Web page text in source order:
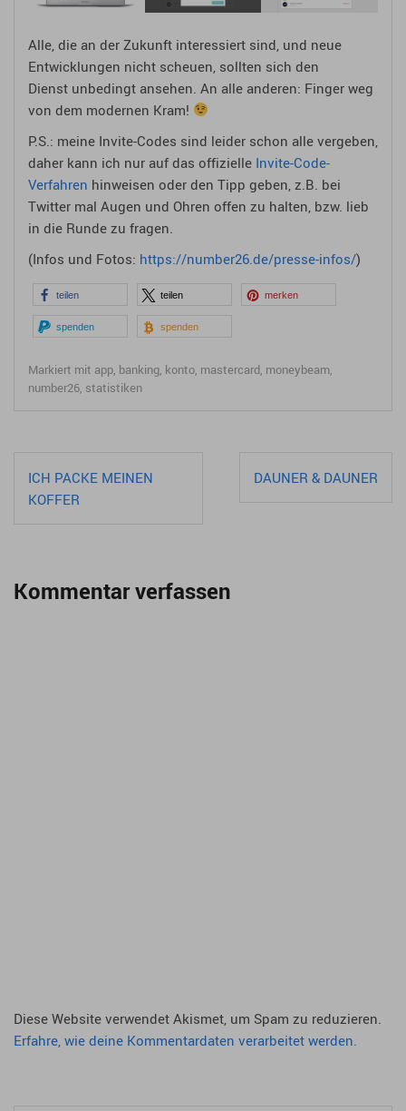
Alle, die an der Zukunft interessiert sind, und neue
Entwicklungen nicht scheuen, sollten sich den
Dienst unbedingt ansehen. An alle anderen: Finger weg
von dem modernen Kram!
P.S.: meine Invite-Codes sind leider schon alle vergeben,
daher kann ich nur auf das offizielle Invite-Code-
Verfahren hinweisen oder den Tipp geben, z.B. bei
Twitter mal Augen und Ohren offen zu halten, bzw. lieb
in die Runde zu fragen.
(Infos und Fotos: https://number26.de/presse-infos/)
teilen teilen merken
spenden spenden
Markiert mit app, banking, konto, mastercard, moneybeam,
number26, statistiken
Beitragsnavigation
ICH PACKE MEINEN
KOFFER
DAUNER & DAUNER
Kommentar verfassen
Diese Website verwendet Akismet, um Spam zu reduzieren.
Erfahre, wie deine Kommentardaten verarbeitet werden.